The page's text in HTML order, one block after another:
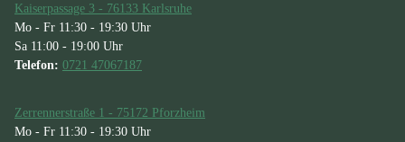
Kaiserpassage 3 - 76133 Karlsruhe
Mo - Fr 11:30 - 19:30 Uhr
Sa 11:00 - 19:00 Uhr
Telefon: 0721 47067187
Zerrennerstraße 1 - 75172 Pforzheim
Mo - Fr 11:30 - 19:30 Uhr